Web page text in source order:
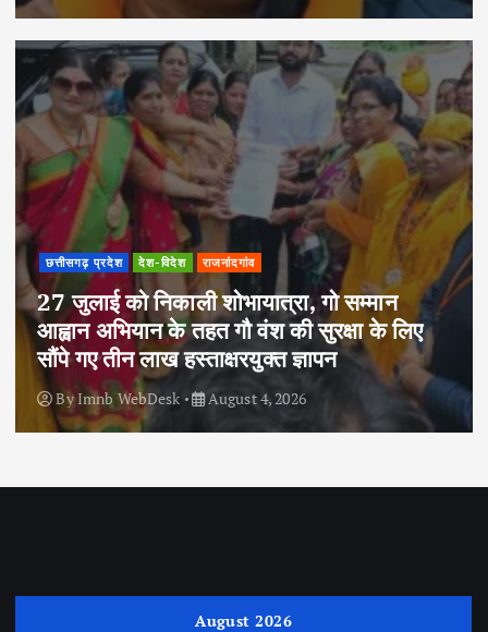
छत्तीसगढ़ प्रदेश देश-विदेश राजनांदगांव
27 जुलाई को निकाली शोभायात्रा, गो सम्मान
आह्वान अभियान के तहत गौ वंश की सुरक्षा के लिए
सौंपे गए तीन लाख हस्ताक्षरयुक्त ज्ञापन
ByImnb WebDesk August 4, 2026
August 2026